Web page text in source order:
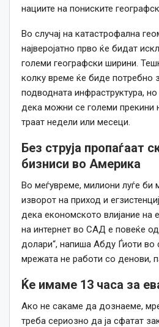
нациите на пониските
Во случај на катастрофална
најверојатно прво ќе бидат
големи географски ширини.
колку време ќе биде потребно
подводната инфраструктура,
дека можни се големи прекини
траат недели или месеци.
Без струја пропаѓаат
бизниси во Америка
Во меѓувреме, милиони луѓе би
изворот на приход и
дека економското влијание на
на интернет во САД е повеќе
долари“, напиша Абду Ѓиоти во
мрежата не работи со денови,
Ќе имаме 13 часа за
Ако не сакаме да дознаеме,
треба сериозно да ја сфатат